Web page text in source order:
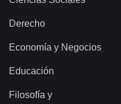
Derecho
Economía y Negocios
Educación
Filosofía y